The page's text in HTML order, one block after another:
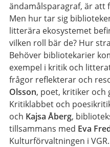
ändamålsparagraf, är
Men hur tar sig
litterära ekosystemet
vilken roll bär de? Hur
Behöver bibliotekarier
exempel i kritik och
frågor reflekterar och
Olsson, poet, kritiker och
Kritiklabbet och
och Kajsa Åberg,
tillsammans med Eva
Kulturförvaltningen i VGR.